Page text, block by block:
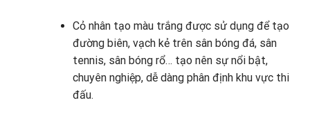
Cỏ nhân tạo màu trắng được sử dụng để tạo
đường biên, vạch kẻ trên sân bóng đá, sân
tennis, sân bóng rổ… tạo nên sự nổi bật,
chuyên nghiệp, dễ dàng phân định khu vực thi
đấu.